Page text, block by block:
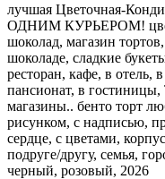
лучшая Цветочная-
ОДНИМ КУРЬЕРОМ!
шоколад, магазин
шоколаде, сладкие
ресторан, кафе, в отель,
пансионат, в
магазины.. бенто торт
рисунком, с надписью,
сердце, с цветами,
подруге/другу, семья,
черный, розовый, 2026